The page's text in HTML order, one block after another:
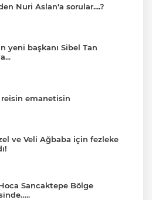
Nuri Aslan'a sorular....?
yeni başkanı Sibel Tan
reisin emanetisin
ve Veli Ağbaba için fezleke
Sancaktepe Bölge